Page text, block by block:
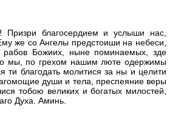
Призри благосердием и услыши нас,
же со Ангелы предстоиши на небеси,
рабов Божиих, ныне поминаемых, зде
мы, по грехом нашим люте одержимы
благодать молитися за ны и целити
души и тела, преспеяние веры
тобою великих и богатых милостей,
Духа. Аминь.